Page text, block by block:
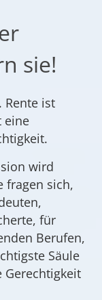
sie!
Rente ist
eine
wird
fragen sich,
für
Berufen,
Säule
Gerechtigkeit